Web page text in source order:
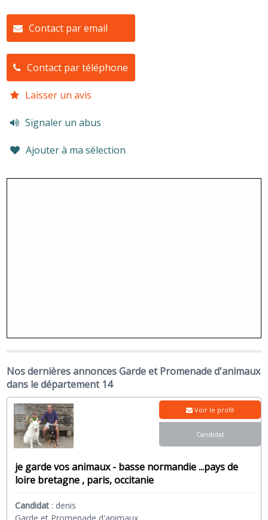
Contact par email
Contact par téléphone
Laisser un avis
Signaler un abus
Ajouter à ma sélection
Nos dernières annonces Garde et Promenade d'animaux
dans le département 14
je garde vos animaux - basse normandie ...pays de
loire bretagne , paris, occitanie
Candidat : denis
Voir le profil
Candidat